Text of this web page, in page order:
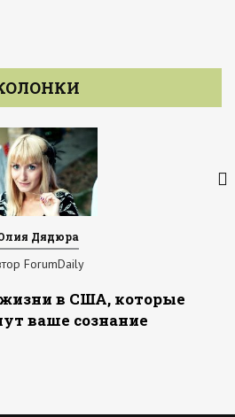
Дядюра
ForumDaily
в США, которые
ваше сознание